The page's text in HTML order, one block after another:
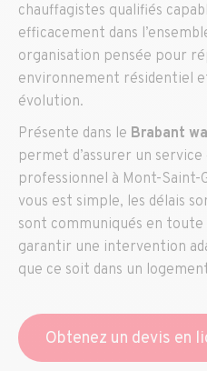
chauffagistes qualifiés
efficacement dans
organisation pensée pour
environnement résidentiel
évolution.
Présente dans le Brabant
permet d’assurer un
professionnel à Mont-
vous est simple, les délais
sont communiqués en
garantir une intervention
que ce soit dans un
Obtenez un devis en